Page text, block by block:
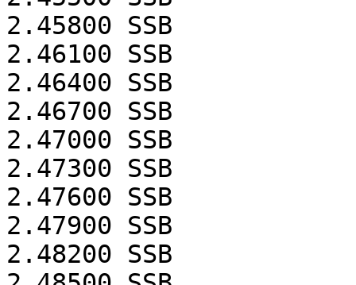
2.45800
SSB
2.46100
SSB
2.46400
SSB
2.46700
SSB
2.47000
SSB
2.47300
SSB
2.47600
SSB
2.47900
SSB
2.48200
SSB